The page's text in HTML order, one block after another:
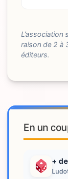
raison de 2 à
éditeurs.
En un
+